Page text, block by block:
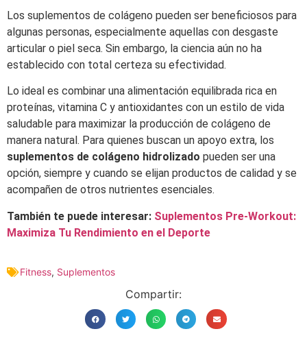
Los suplementos de colágeno pueden ser beneficiosos para
algunas personas, especialmente aquellas con desgaste
articular o piel seca. Sin embargo, la ciencia aún no ha
establecido con total certeza su efectividad.
Lo ideal es combinar una alimentación equilibrada rica en
proteínas, vitamina C y antioxidantes con un estilo de vida
saludable para maximizar la producción de colágeno de
manera natural. Para quienes buscan un apoyo extra, los
suplementos de colágeno hidrolizado pueden ser una
opción, siempre y cuando se elijan productos de calidad y se
acompañen de otros nutrientes esenciales.
También te puede interesar: Suplementos Pre-Workout:
Maximiza Tu Rendimiento en el Deporte
Fitness, Suplementos
Compartir: